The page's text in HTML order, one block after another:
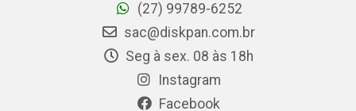
(27) 99789-6252
sac@diskpan.com.br
Seg à sex. 08 às 18h
Instagram
Facebook